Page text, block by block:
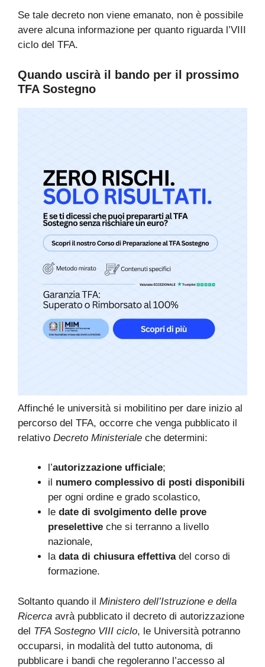
Se tale decreto non viene emanato, non è possibile
avere alcuna informazione per quanto riguarda l’VIII
ciclo del TFA.
Quando uscirà il bando per il prossimo
TFA Sostegno
Affinché le università si mobilitino per dare inizio al
percorso del TFA, occorre che venga pubblicato il
relativo Decreto Ministeriale che determini:
l’autorizzazione ufficiale;
il numero complessivo di posti disponibili
per ogni ordine e grado scolastico,
le date di svolgimento delle prove
preselettive che si terranno a livello
nazionale,
la data di chiusura effettivadel corso di
formazione.
Soltanto quando il Ministero dell’Istruzione e della
Ricerca avrà pubblicato il decreto di autorizzazione
del TFA Sostegno VIII ciclo, le Università potranno
occuparsi, in modalità del tutto autonoma, di
pubblicare i bandi che regoleranno l’accesso al